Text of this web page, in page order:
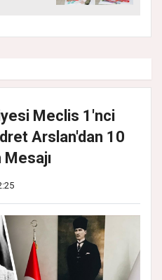
Meclis 1'nci
Arslan'dan 10
Mesajı